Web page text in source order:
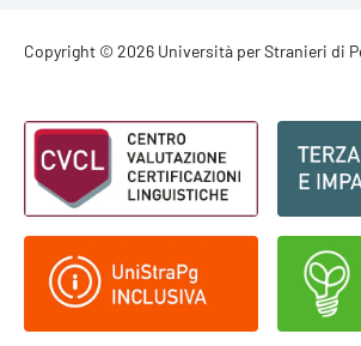
Footer - Copyright
Copyright © 2026 Università per Stranieri di
Footer - Loghi